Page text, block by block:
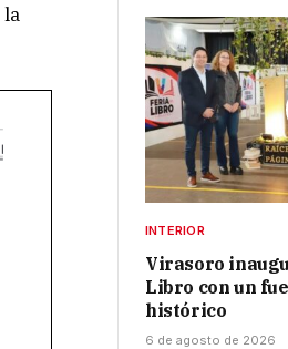
la
INTERIOR
Virasoro
Libro con un
histórico
6 de agosto de 2026